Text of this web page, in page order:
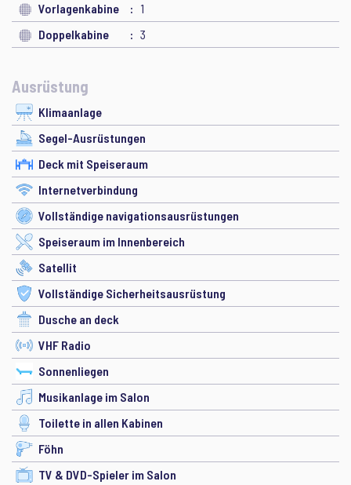
Vorlagenkabine
1
Doppelkabine
3
Ausrüstung
Klimaanlage
Segel-Ausrüstungen
Deck mit Speiseraum
Internetverbindung
Vollständige navigationsausrüstungen
Speiseraum im Innenbereich
Satellit
Vollständige Sicherheitsausrüstung
Dusche an deck
VHF Radio
Sonnenliegen
Musikanlage im Salon
Toilette in allen Kabinen
Föhn
TV & DVD-Spieler im Salon